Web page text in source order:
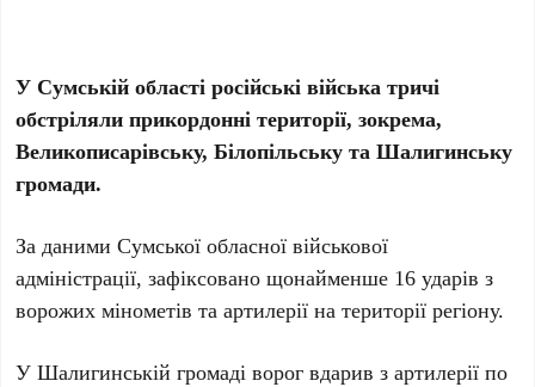
У Сумській області російські війська тричі
обстріляли прикордонні території, зокрема,
Великописарівську, Білопільську та Шалигинську
громади.
За даними Сумської обласної військової
адміністрації, зафіксовано щонайменше 16 ударів з
ворожих мінометів та артилерії на території регіону.
У Шалигинській громаді ворог вдарив з артилерії по